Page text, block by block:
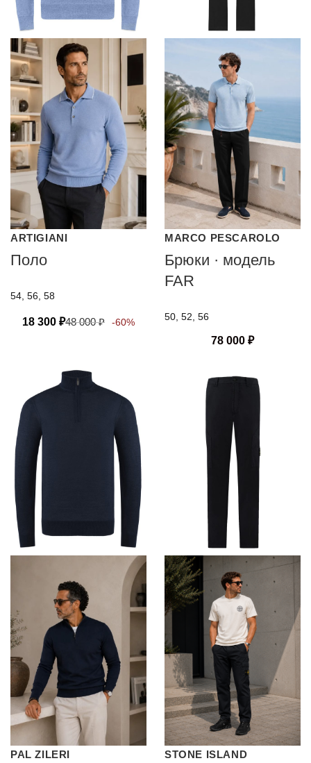
ARTIGIANI
Поло
54, 56, 58
18 300 ₽48 000₽ -60%
MARCO PESCAROLO
Брюки · модель
FAR
50, 52, 56
78 000 ₽
PAL ZILERI STONE ISLAND